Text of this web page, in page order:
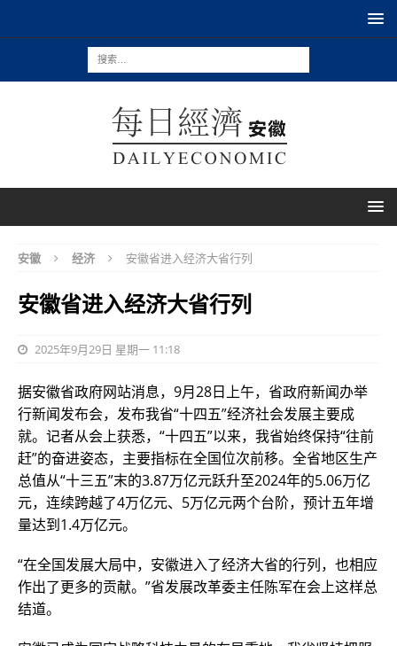
安徽 经济 安徽省进入经济大省行列
安徽省进入经济大省行列
2025年9月29日 星期一 11:18
据安徽省政府网站消息，9月28日上午，省政府新闻办举
行新闻发布会，发布我省“十四五”经济社会发展主要成
就。记者从会上获悉，“十四五”以来，我省始终保持“往前
赶”的奋进姿态，主要指标在全国位次前移。全省地区生产
总值从“十三五”末的3.87万亿元跃升至2024年的5.06万亿
元，连续跨越了4万亿元、5万亿元两个台阶，预计五年增
量达到1.4万亿元。
“在全国发展大局中，安徽进入了经济大省的行列，也相应
作出了更多的贡献。”省发展改革委主任陈军在会上这样总
结道。